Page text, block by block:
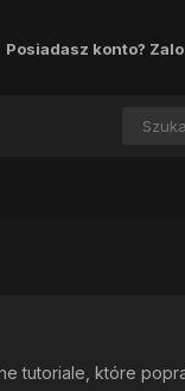
Posiadasz konto?
tutoriale, które